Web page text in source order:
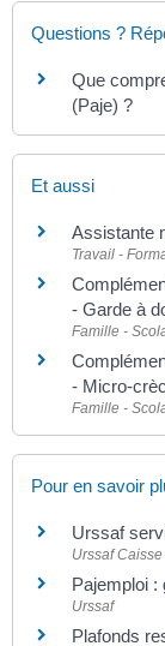
Questions ?
Que
(Paje) ?
Et aussi
Assistante
Travail -
- Garde à
Famille -
- Micro-
Famille -
Pour en savoir
Urssaf
Urssaf
Pajemploi :
Urssaf
Plafonds